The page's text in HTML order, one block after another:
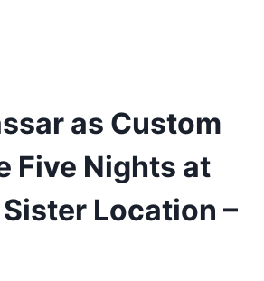
as Custom
Five Nights at
Sister Location –